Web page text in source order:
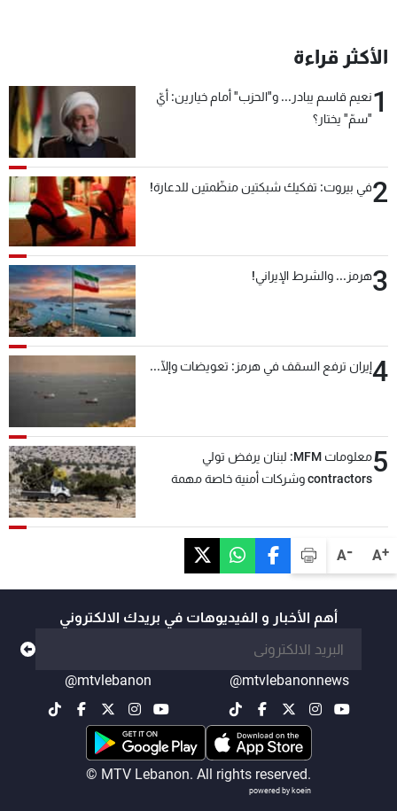
A+
A-
الأكثر قراءة
1نعيم قاسم يبادر... و"الحزب" أمام خيارين: أيّ
"سمّ" يختار؟
2في بيروت: تفكيك شبكتين منظّمتين للدعارة!
3هرمز... والشرط الإيراني!
4إيران ترفع السقف في هرمز: تعويضات وإلّا...
5
معلومات MFM: لبنان يرفض تولي
contractors وشركات أمنية خاصة مهمة
أهم الأخبار و الفيديوهات في بريدك الالكتروني
@mtvlebanonnews
@mtvlebanon
© MTV Lebanon. All rights reserved.
powered by koein